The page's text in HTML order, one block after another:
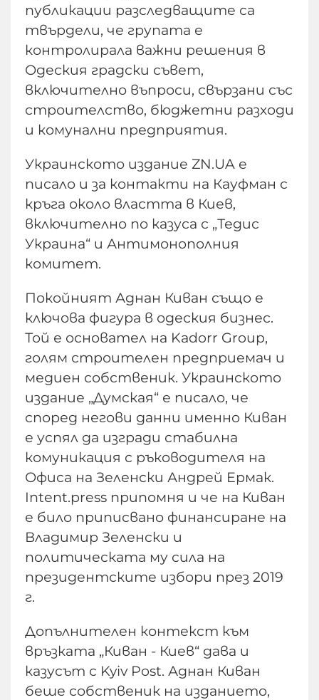
публикации разследващите са
твърдели, че групата е
контролирала важни решения в
Одеския градски съвет,
включително въпроси, свързани със
строителство, бюджетни разходи
и комунални предприятия.
Украинското издание ZN.UA е
писало и за контакти на Кауфман с
кръга около властта в Киев,
включително по казуса с „Тедис
Украина“ и Антимонополния
комитет.
Покойният Аднан Киван също е
ключова фигура в одеския бизнес.
Той е основател на Kadorr Group,
голям строителен предприемач и
медиен собственик. Украинското
издание „Думская“ е писало, че
според негови данни именно Киван
е успял да изгради стабилна
комуникация с ръководителя на
Офиса на Зеленски Андрей Ермак.
Intent.press припомня и че на Киван
е било приписвано финансиране на
Владимир Зеленски и
политическата му сила на
президентските избори през 2019
г.
Допълнителен контекст към
връзката „Киван - Киев“ дава и
казусът с Kyiv Post. Аднан Киван
беше собственик на изданието,